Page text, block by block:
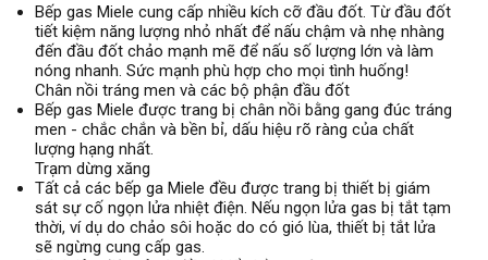
Bếp gas Miele cung cấp nhiều kích cỡ đầu đốt. Từ đầu đốt
tiết kiệm năng lượng nhỏ nhất để nấu chậm và nhẹ nhàng
đến đầu đốt chảo mạnh mẽ để nấu số lượng lớn và làm
nóng nhanh. Sức mạnh phù hợp cho mọi tình huống!
Chân nồi tráng men và các bộ phận đầu đốt
Bếp gas Miele được trang bị chân nồi bằng gang đúc tráng
men - chắc chắn và bền bỉ, dấu hiệu rõ ràng của chất
lượng hạng nhất.
Trạm dừng xăng
Tất cả các bếp ga Miele đều được trang bị thiết bị giám
sát sự cố ngọn lửa nhiệt điện. Nếu ngọn lửa gas bị tắt tạm
thời, ví dụ do chảo sôi hoặc do có gió lùa, thiết bị tắt lửa
sẽ ngừng cung cấp gas.